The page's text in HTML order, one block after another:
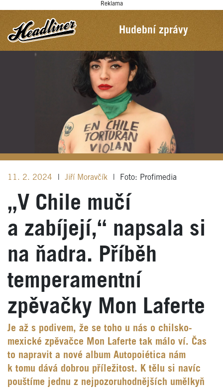
Reklama
Hudební zprávy
11. 2. 2024 Jiří Moravčík Foto: Profimedia
„V Chile mučí
a zabíjejí,“ napsala si
na ňadra. Příběh
temperamentní
zpěvačky Mon Laferte
Je až s podivem, že se toho u nás o chilsko-
mexické zpěvačce Mon Laferte tak málo ví. Čas
to napravit a nové album Autopoiética nám
k tomu dává dobrou příležitost. K tělu si navíc
pouštíme jednu z nejpozoruhodnějších umělkyň